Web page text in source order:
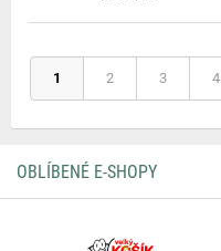
1 2 3 4
OBLÍBENÉ E-SHOPY